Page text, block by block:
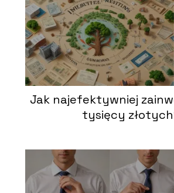
Jak najefektywniej
tysięcy